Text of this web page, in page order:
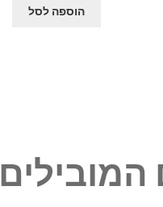
היה:
הוספה לסל
המובילים